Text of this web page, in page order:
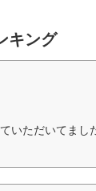
キング
いただいてまし